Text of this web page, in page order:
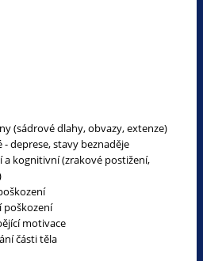
(sádrové dlahy, obvazy, extenze)
deprese, stavy beznaděje
a kognitivní (zrakové postižení,
poškození
motivace
části těla